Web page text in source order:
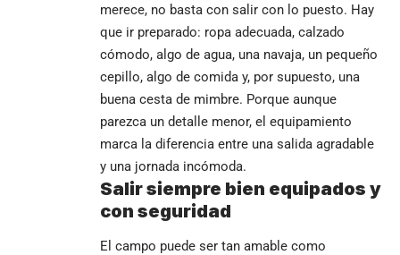
merece, no basta con salir con lo puesto. Hay
que ir preparado: ropa adecuada, calzado
cómodo, algo de agua, una navaja, un pequeño
cepillo, algo de comida y, por supuesto, una
buena cesta de mimbre. Porque aunque
parezca un detalle menor, el equipamiento
marca la diferencia entre una salida agradable
y una jornada incómoda.
Salir siempre bien equipados y
con seguridad
El campo puede ser tan amable como